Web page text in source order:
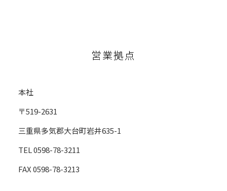
営業拠点
本社
〒519-2631
三重県多気郡大台町岩井635-1
TEL 0598-78-3211
FAX 0598-78-3213